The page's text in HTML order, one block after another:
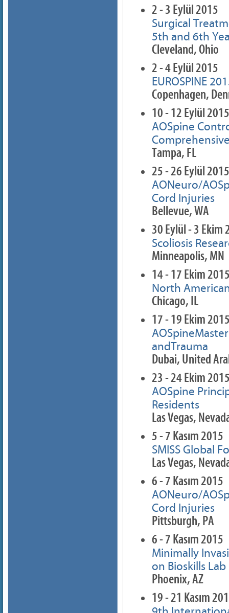
2 - 3 Eylül 2015
Surgical
5th and 6th
Cleveland, Ohio
2 - 4 Eylül 2015
EUROSPINE
Copenhagen,
10 - 12 Eylül 2015
AOSpine
Tampa, FL
25 - 26 Eylül 2015
AONeuro/
Cord Injuries
Bellevue, WA
30 Eylül - 3 Ekim
Scoliosis
Minneapolis, MN
14 - 17 Ekim
North
Chicago, IL
17 - 19 Ekim
andTrauma
Dubai, United
23 - 24 Ekim
AOSpine
Residents
Las Vegas,
5 - 7 Kasım 2015
SMISS Global
Las Vegas,
6 - 7 Kasım 2015
AONeuro/
Cord Injuries
Pittsburgh, PA
6 - 7 Kasım 2015
Minimally
on Bioskills Lab
Phoenix, AZ
19 - 21 Kasım